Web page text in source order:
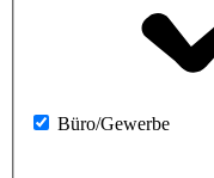
Büro/Gewerbe